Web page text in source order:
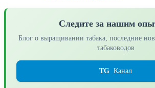
Следите за нашим
Блог о выращивании табака, последние
табаководов
TG Канал